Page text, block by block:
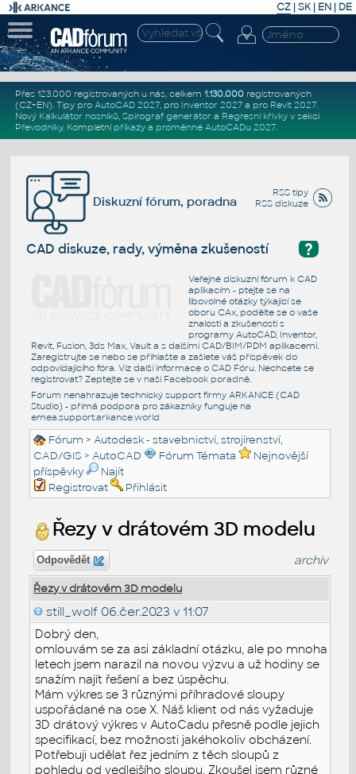
CZ | SK| EN | DE
Přes 123.000 registrovaných u nás, celkem 1.130.000registrovaných
(CZ+EN). Tipy pro AutoCAD 2027, pro Inventor 2027a pro Revit 2027.
Nový Kalkulátor nosníků, Spirograf generátor a Regresní křivkyv sekci
Převodníky. Kompletní příkazya proměnné AutoCADu 2027.
RSS tipy
RSS diskuze
Diskuzní fórum, poradna
?
CAD diskuze, rady, výměna zkušeností
Veřejné diskuzní fórum k CAD
aplikacím - ptejte se na
libovolné otázky týkající se
oboru CAx, podělte se o vaše
znalosti a zkušenosti s
programy AutoCAD, Inventor,
Revit, Fusion, 3ds Max, Vault a s dalšími CAD/BIM/PDM aplikacemi.
Zaregistrujte se nebo se přihlašte a zašlete váš příspěvek do
odpovídajícího fóra. Viz další informace o CAD Fóru. Nechcete se
registrovat? Zeptejte se v naší Facebook poradně.
Fórum nenahrazuje technický support firmy ARKANCE (CAD
Studio) - přímá podpora pro zákazníky funguje na
emea.support.arkance.world
Fórum >Autodesk - stavebnictví, strojírenství,
CAD/GIS >AutoCAD Fórum Témata
Nejnovější
příspěvky
Najít
Registrovat
Přihlásit
Řezy v drátovém 3D modelu
Odpovědět archiv
Řezy v drátovém 3D modelu
still_wolf 06.čer.2023 v 11:07
Dobrý den,
omlouvám se za asi základní otázku, ale po mnoha
letech jsem narazil na novou výzvu a už hodiny se
snažím najít řešení a bez úspěchu.
Mám výkres se 3 různými příhradové sloupy
uspořádané na ose X. Náš klient od nás vyžaduje
3D drátový výkres v AutoCadu přesně podle jejich
specifikací, bez možnosti jakéhokoliv obcházení.
Potřebuji udělat řez jedním z těch sloupů z
pohledu od vedlejšího sloupu. Zkoušel jsem různé